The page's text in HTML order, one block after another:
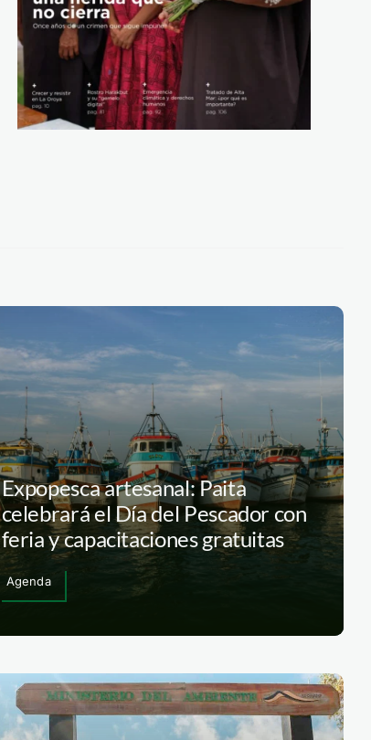
Expopesca artesanal: Paita
celebrará el Día del Pescador con
feria y capacitaciones gratuitas
Agenda